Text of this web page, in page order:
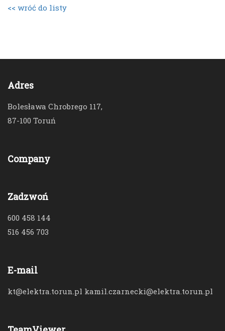
<< wróć do listy
Adres
Bolesława Chrobrego 117,
87-100 Toruń
Company
Zadzwoń
600 458 144
516 456 703
E-mail
kt@elektra.torun.pl kamil.czarnecki@elektra.torun.pl